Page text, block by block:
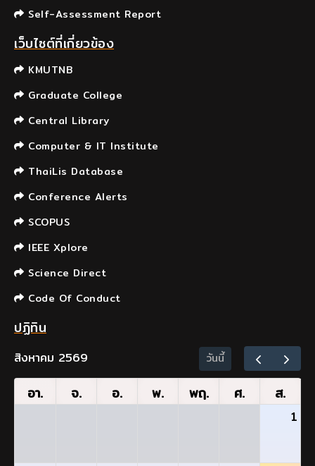
Self-Assessment Report
เว็บไซต์ที่เกี่ยวข้อง
KMUTNB
Graduate College
Central Library
Computer & IT Institute
ThaiLis Database
Conference Alerts
SCOPUS
IEEE Xplore
Science Direct
Code Of Conduct
ปฏิทิน
สิงหาคม 2569 วันนี้
อา. จ. อ. พ. พฤ. ศ. ส.
1